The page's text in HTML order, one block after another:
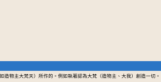
造物主大梵天）所作的。例如執著認為大梵（造物主、大我）創造一切。